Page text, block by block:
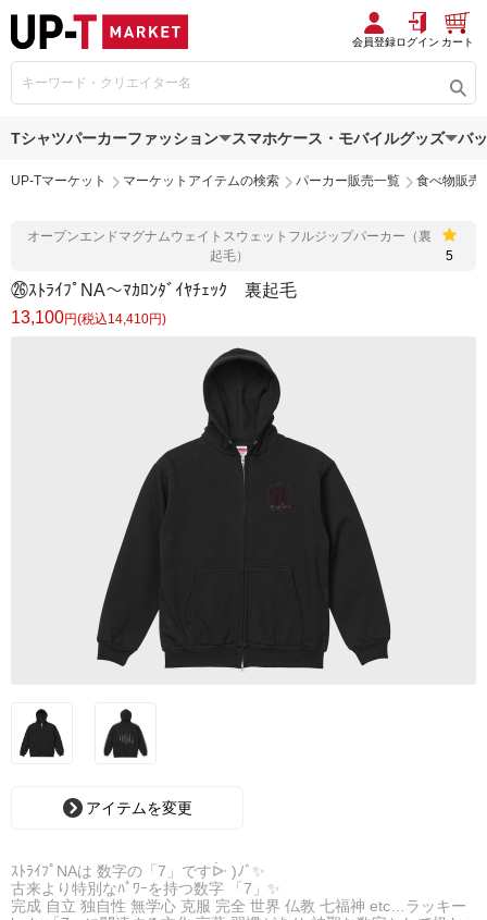
会員登録ログイン カート
Tシャツパーカーファッション スマホケース・モバイルグッズ バ
UP-Tマーケット マーケットアイテムの検索 パーカー販売一覧 食べ物販売
オープンエンドマグナムウェイトスウェットフルジップパーカー（裏
起毛）
5
㉖ｽﾄﾗｲﾌﾟNA〜ﾏｶﾛﾝﾀﾞｲﾔﾁｪｯｸ 裏起毛
13,100円(税込14,410円)
アイテムを変更
ｽﾄﾗｲﾌﾟNAは 数字の「7」ですᐕ )ﾉﾞ✨
古来より特別なﾊﾟﾜｰを持つ数字 「7」✨
完成 自立 独自性 無学心 克服 完全 世界 仏教 七福神 etc…ラッキー